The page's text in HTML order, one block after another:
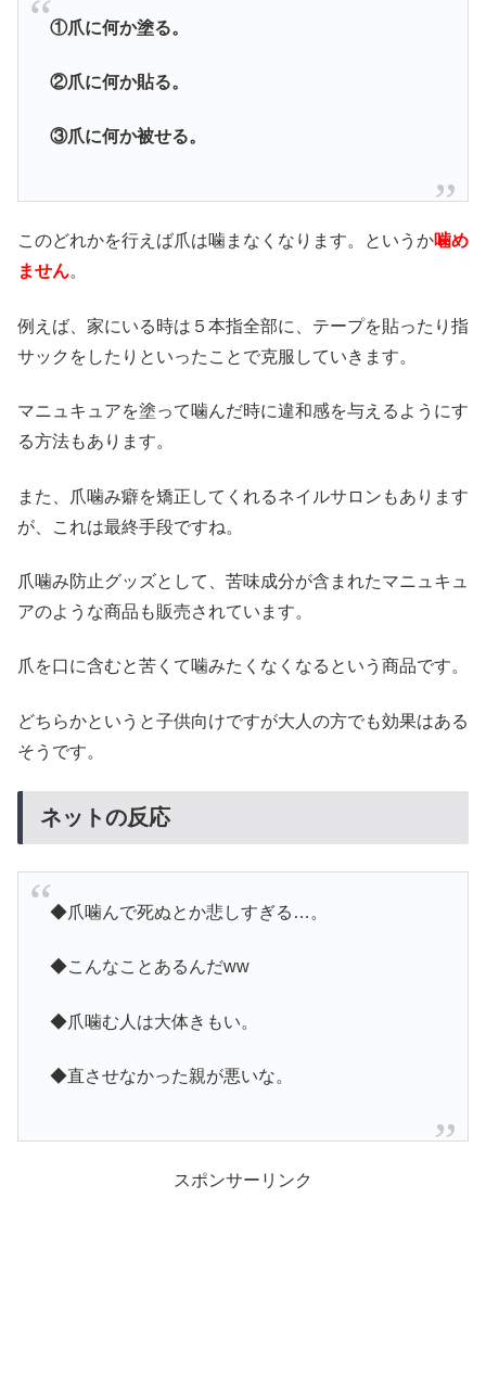
①爪に何か塗る。
②爪に何か貼る。
③爪に何か被せる。
このどれかを行えば爪は噛まなくなります。というか噛め
ません。
例えば、家にいる時は５本指全部に、テープを貼ったり指
サックをしたりといったことで克服していきます。
マニュキュアを塗って噛んだ時に違和感を与えるようにす
る方法もあります。
また、爪噛み癖を矯正してくれるネイルサロンもあります
が、これは最終手段ですね。
爪噛み防止グッズとして、苦味成分が含まれたマニュキュ
アのような商品も販売されています。
爪を口に含むと苦くて噛みたくなくなるという商品です。
どちらかというと子供向けですが大人の方でも効果はある
そうです。
ネットの反応
◆爪噛んで死ぬとか悲しすぎる…。
◆こんなことあるんだww
◆爪噛む人は大体きもい。
◆直させなかった親が悪いな。
スポンサーリンク